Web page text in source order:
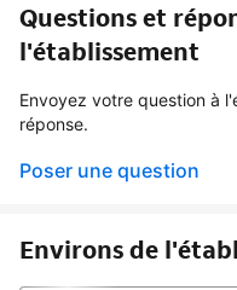
Questions et
l'établissement
Envoyez votre question à
réponse.
Poser une question
Environs de